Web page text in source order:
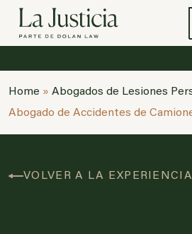
Home » Abogados de Lesiones
Abogado de Accidentes de
VOLVER A LA EXPERIENCIA